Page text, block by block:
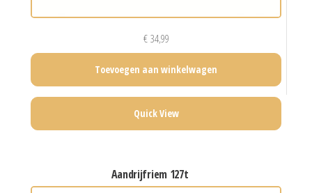
€34,99
Toevoegen aan winkelwagen
Quick View
aandrijfriem 127t